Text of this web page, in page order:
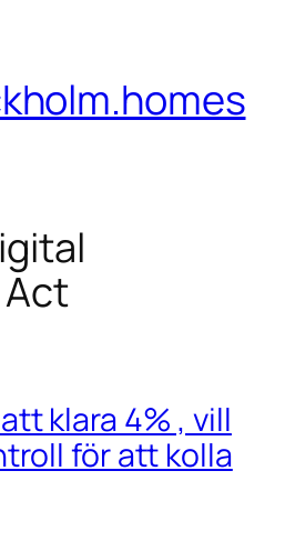
klara 4% , vill
för att kolla